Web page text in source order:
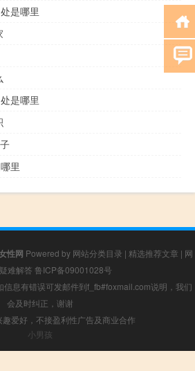
是哪里
是哪里
里
性网 Powered by 网站分类目录 | 精选推荐文章 | 网
疑难解答 鲁ICP备09001028号
信息有错误可发邮件到f_fb#foxmail.com说明，我们
会及时纠正，谢谢
爱好，不接盈利性广告及商业合作
小男孩